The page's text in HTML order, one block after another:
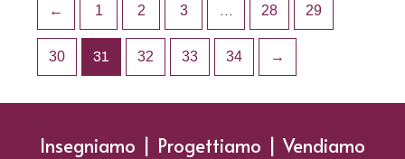
← 1 2 3 … 28 29
30 31 32 33 34 →
Insegniamo | Progettiamo | Vendiamo